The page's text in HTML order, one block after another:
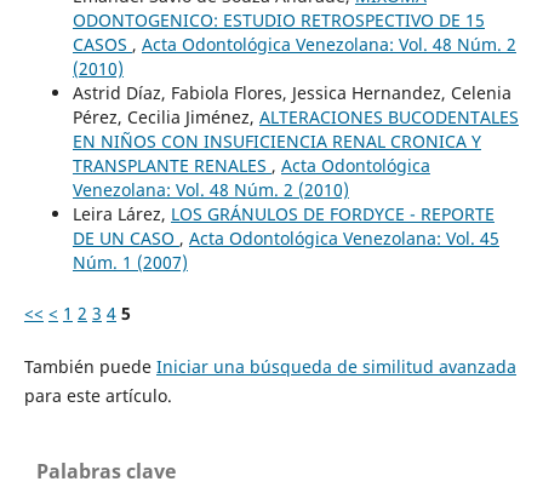
ODONTOGENICO: ESTUDIO RETROSPECTIVO DE 15
CASOS , Acta Odontológica Venezolana: Vol. 48 Núm. 2
(2010)
Astrid Díaz, Fabiola Flores, Jessica Hernandez, Celenia
Pérez, Cecilia Jiménez, ALTERACIONES BUCODENTALES
EN NIÑOS CON INSUFICIENCIA RENAL CRONICA Y
TRANSPLANTE RENALES , Acta Odontológica
Venezolana: Vol. 48 Núm. 2 (2010)
Leira Lárez, LOS GRÁNULOS DE FORDYCE - REPORTE
DE UN CASO , Acta Odontológica Venezolana: Vol. 45
Núm. 1 (2007)
<< < 1 2 3 4 5
También puede Iniciar una búsqueda de similitud avanzada
para este artículo.
Palabras clave